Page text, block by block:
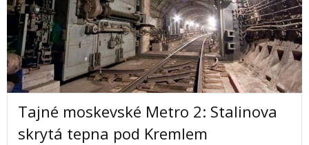
Tajné moskevské Metro 2: Stalinova
skrytá tepna pod Kremlem